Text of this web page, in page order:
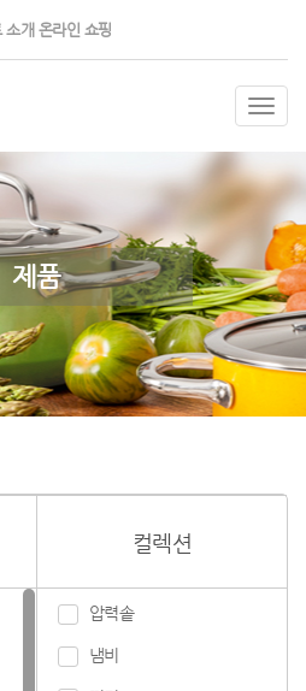
소개 온라인 쇼핑
제품
컬렉션
압력솥
냄비